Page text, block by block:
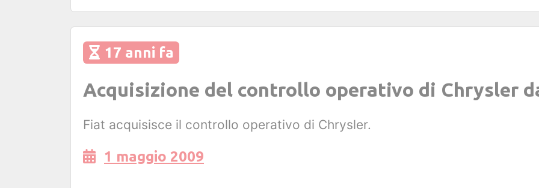
17 anni fa
Acquisizione del controllo operativo di Chrysler
Fiat acquisisce il controllo operativo di Chrysler.
1 maggio 2009